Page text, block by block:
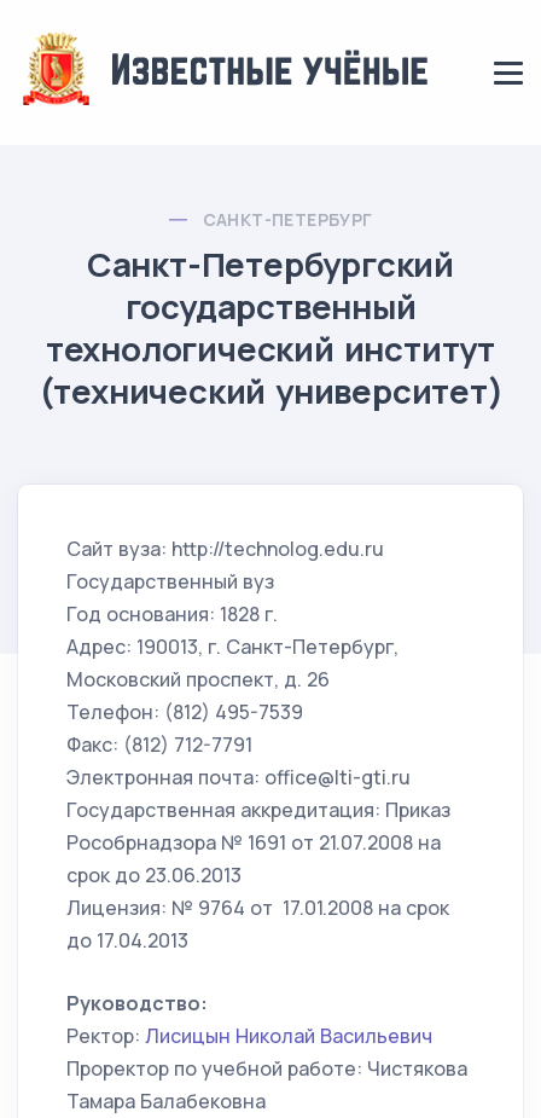
САНКТ-ПЕТЕРБУРГ
Санкт-Петербургский
государственный
технологический институт
(технический университет)
Сайт вуза: http://technolog.edu.ru
Государственный вуз
Год основания: 1828 г.
Адрес: 190013, г. Санкт-Петербург,
Московский проспект, д. 26
Телефон: (812) 495-7539
Факс: (812) 712-7791
Электронная почта: office@lti-gti.ru
Государственная аккредитация: Приказ
Рособрнадзора № 1691 от 21.07.2008 на
срок до 23.06.2013
Лицензия: № 9764 от 17.01.2008 на срок
до 17.04.2013
Руководство:
Ректор: Лисицын Николай Васильевич
Проректор по учебной работе: Чистякова
Тамара Балабековна